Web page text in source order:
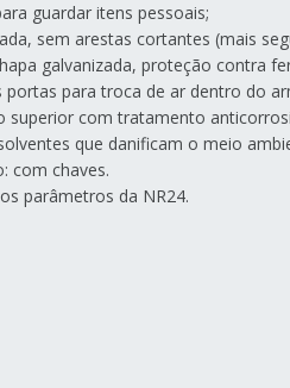
guardar itens pessoais;
sem arestas cortantes (mais
galvanizada, proteção contra
portas para troca de ar dentro do
superior com tratamento
que danificam o meio
com chaves.
parâmetros da NR24.